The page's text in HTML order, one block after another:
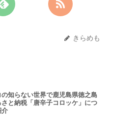
きらめも
の知らない世界で鹿児島県徳之島
さと納税「唐辛子コロッケ」につ
介